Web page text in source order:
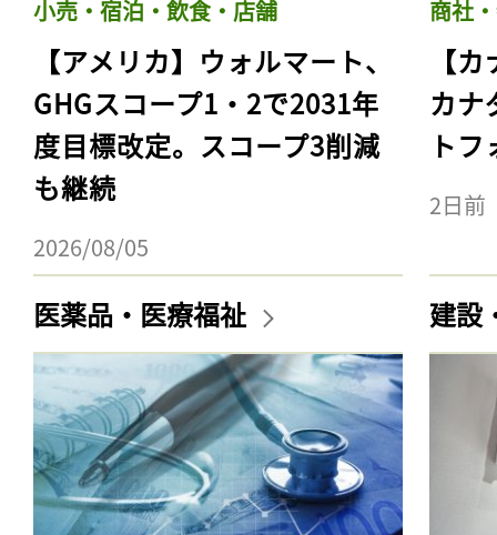
小売・宿泊・飲食・店舗
【アメリカ】ウォルマート、
GHGスコープ1・2で2031年
度目標改定。スコープ3削減
も継続
2026/08/05
商社
【
カナ
ト
2日前
医薬品・医療福祉 建設